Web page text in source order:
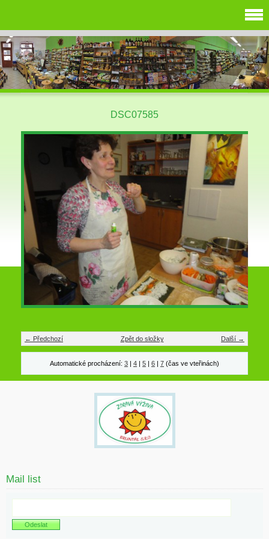
DSC07585
← Předchozí Další →
Zpět do složky
Automatické procházení: 3 | 4 | 5 | 6 | 7 (čas ve vteřinách)
Mail list